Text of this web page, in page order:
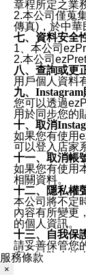
章程所定之業
2.本公司僅蒐
傳真)，於中華
七、資料安全
1、本公司
2.本公司
八、查詢或更
用戶個人資料
九、
您可以透過
用於同步您的
十、取消
如果您有使用
可以登入店家
十一、取消帳
如果您有使用
相關資料。
十二、隱私權
本公司將不定
內容有所變更
的個人資訊。
十三、自我保
請妥善保管您
窗，以防止他
服務條款
×